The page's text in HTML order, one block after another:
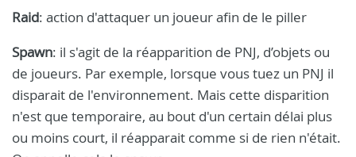
Raid: action d'attaquer un joueur afin de le piller
Spawn: il s'agit de la réapparition de PNJ, d’objets ou
de joueurs. Par exemple, lorsque vous tuez un PNJ il
disparait de l'environnement. Mais cette disparition
n'est que temporaire, au bout d'un certain délai plus
ou moins court, il réapparait comme si de rien n'était.